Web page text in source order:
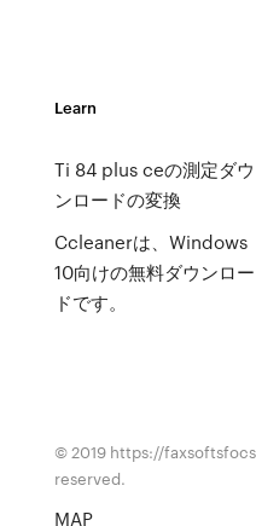
Learn
Ti 84 plus ceの測定ダウ
ンロードの変換
Ccleanerは、Windows
10向けの無料ダウンロー
ドです。
© 2019 https://
reserved.
MAP